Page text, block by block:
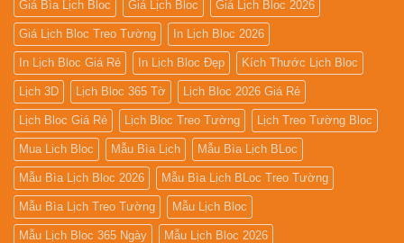
Giá Bìa Lịch Bloc Giá Lịch Bloc Giá Lịch Bloc 2026
Giá Lịch Bloc Treo Tường In Lịch Bloc 2026
In Lịch Bloc Giá Rẻ In Lịch Bloc Đẹp Kích Thước Lịch Bloc
Lịch 3D Lịch Bloc 365 Tờ Lịch Bloc 2026 Giá Rẻ
Lịch Bloc Giá Rẻ Lịch Bloc Treo Tường Lịch Treo Tường Bloc
Mua Lich Bloc Mẫu Bìa Lịch Mẫu Bìa Lịch BLoc
Mẫu Bìa Lịch Bloc 2026 Mẫu Bìa Lịch BLoc Treo Tường
Mẫu Bìa Lịch Treo Tường Mẫu Lịch Bloc
Mẫu Lịch Bloc 365 Ngày Mẫu Lịch Bloc 2026